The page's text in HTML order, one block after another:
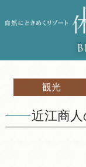
観光
近江商